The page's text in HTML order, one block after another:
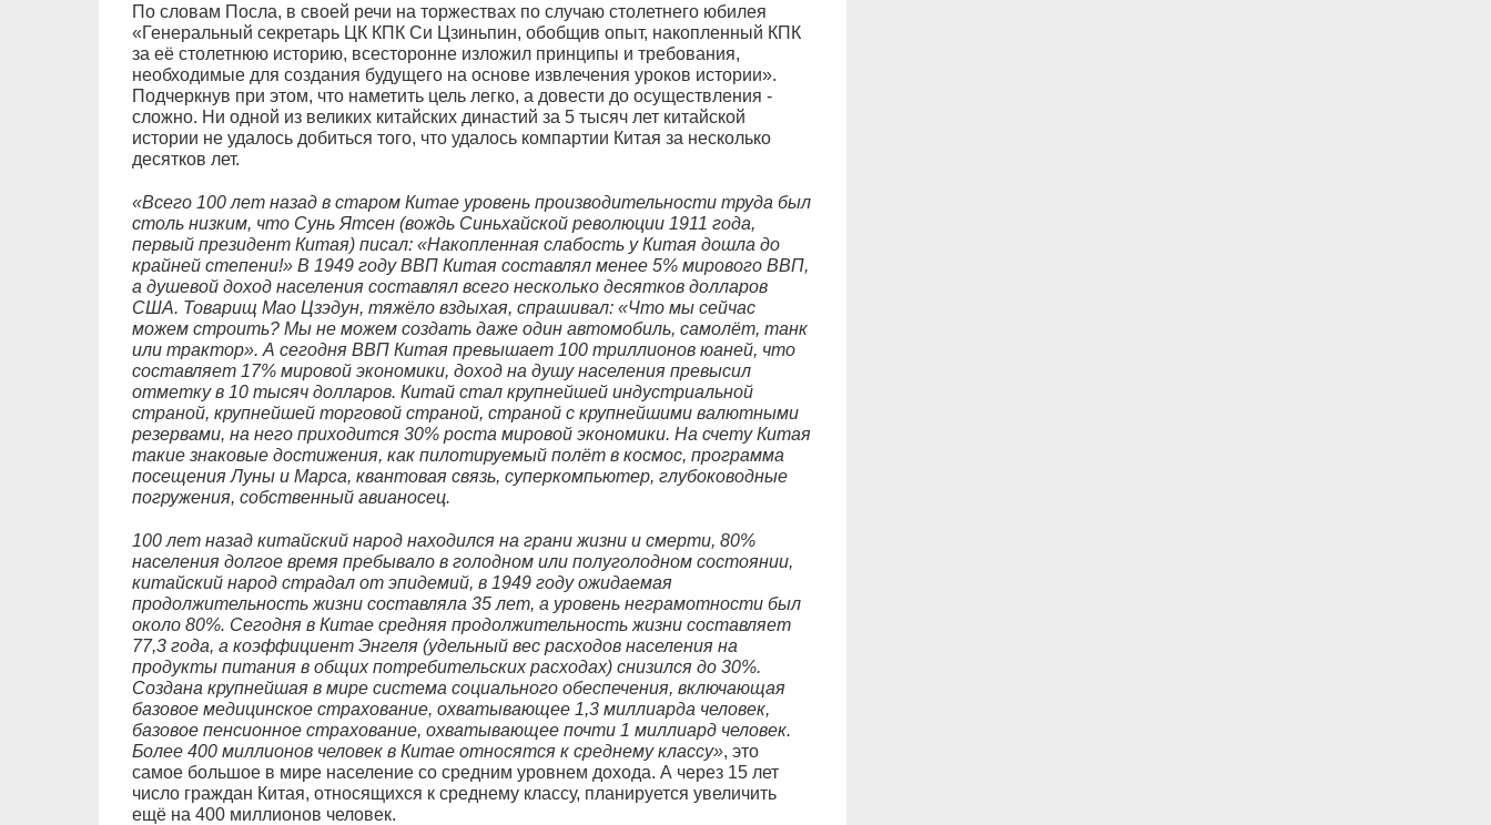
По словам Посла, в своей речи на торжествах по случаю столетнего юбилея
«Генеральный секретарь ЦК КПК Си Цзиньпин, обобщив опыт, накопленный КПК
за её столетнюю историю, всесторонне изложил принципы и требования,
необходимые для создания будущего на основе извлечения уроков истории».
Подчеркнув при этом, что наметить цель легко, а довести до осуществления -
сложно. Ни одной из великих китайских династий за 5 тысяч лет китайской
истории не удалось добиться того, что удалось компартии Китая за несколько
десятков лет.
«Всего 100 лет назад в старом Китае уровень производительности труда был
столь низким, что Сунь Ятсен (вождь Синьхайской революции 1911 года,
первый президент Китая) писал: «Накопленная слабость у Китая дошла до
крайней степени!» В 1949 году ВВП Китая составлял менее 5% мирового ВВП,
а душевой доход населения составлял всего несколько десятков долларов
США. Товарищ Мао Цзэдун, тяжёло вздыхая, спрашивал: «Что мы сейчас
можем строить? Мы не можем создать даже один автомобиль, самолёт, танк
или трактор». А сегодня ВВП Китая превышает 100 триллионов юаней, что
составляет 17% мировой экономики, доход на душу населения превысил
отметку в 10 тысяч долларов. Китай стал крупнейшей индустриальной
страной, крупнейшей торговой страной, страной с крупнейшими валютными
резервами, на него приходится 30% роста мировой экономики. На счету Китая
такие знаковые достижения, как пилотируемый полёт в космос, программа
посещения Луны и Марса, квантовая связь, суперкомпьютер, глубоководные
погружения, собственный авианосец.
100 лет назад китайский народ находился на грани жизни и смерти, 80%
населения долгое время пребывало в голодном или полуголодном состоянии,
китайский народ страдал от эпидемий, в 1949 году ожидаемая
продолжительность жизни составляла 35 лет, а уровень неграмотности был
около 80%. Сегодня в Китае средняя продолжительность жизни составляет
77,3 года, а коэффициент Энгеля (удельный вес расходов населения на
продукты питания в общих потребительских расходах) снизился до 30%.
Создана крупнейшая в мире система социального обеспечения, включающая
базовое медицинское страхование, охватывающее 1,3 миллиарда человек,
базовое пенсионное страхование, охватывающее почти 1 миллиард человек.
Более 400 миллионов человек в Китае относятся к среднему классу», это
самое большое в мире население со средним уровнем дохода. А через 15 лет
число граждан Китая, относящихся к среднему классу, планируется увеличить
ещё на 400 миллионов человек.